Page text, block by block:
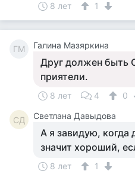
8 лет 1
ГМ Галина Мазяркина
Друг должен быть
приятели.
8 лет 4 0
СД Светлана Давыдова
А я завидую, когда
значит хороший,
8 лет 1